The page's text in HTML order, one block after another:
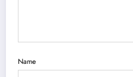
Name